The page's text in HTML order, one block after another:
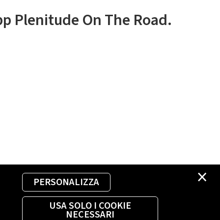
×
PERSONALIZZA
USA SOLO I COOKIE
NECESSARI
Plenitude On The Road.